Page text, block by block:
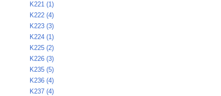
K221 (1)
K222 (4)
K223 (3)
K224 (1)
K225 (2)
K226 (3)
K235 (5)
K236 (4)
K237 (4)